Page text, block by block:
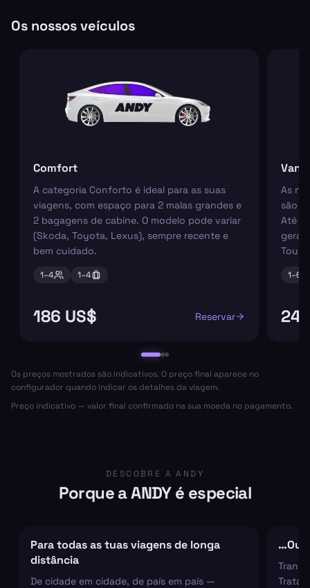
Os nossos veículos
Comfort
A categoria Conforto é ideal para as suas
viagens, com espaço para 2 malas grandes e
2 bagagens de cabine. O modelo pode variar
(Skoda, Toyota, Lexus), sempre recente e
bem cuidado.
1–4 1–4
186 US$ Reservar
Van
As
são
Até 6
1–6
Os preços mostrados são indicativos. O preço final aparece no
configurador quando indicar os detalhes da viagem.
Preço indicativo — valor final confirmado na sua moeda no pagamento.
DESCOBRE A ANDY
Porque a ANDY é especial
Para todas as tuas viagens de longa
distância
De cidade em cidade, de país em país —
…Ou